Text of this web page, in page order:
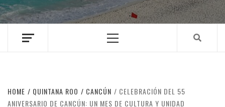
Menu
HOME QUINTANA ROO CANCÚN
CELEBRACIÓN DEL 55
ANIVERSARIO DE CANCÚN: UN MES DE CULTURA Y UNIDAD